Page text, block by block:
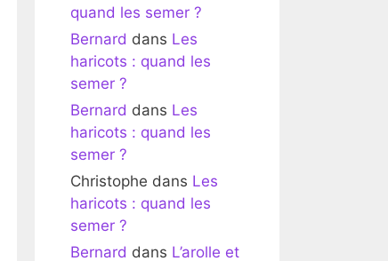
quand les semer ?
Bernard dans Les
haricots : quand les
semer ?
Bernard dans Les
haricots : quand les
semer ?
Christophe dans Les
haricots : quand les
semer ?
Bernard dans L’arolle et